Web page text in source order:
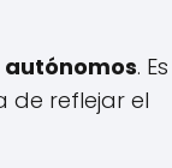
autónomos. Es
de reflejar el